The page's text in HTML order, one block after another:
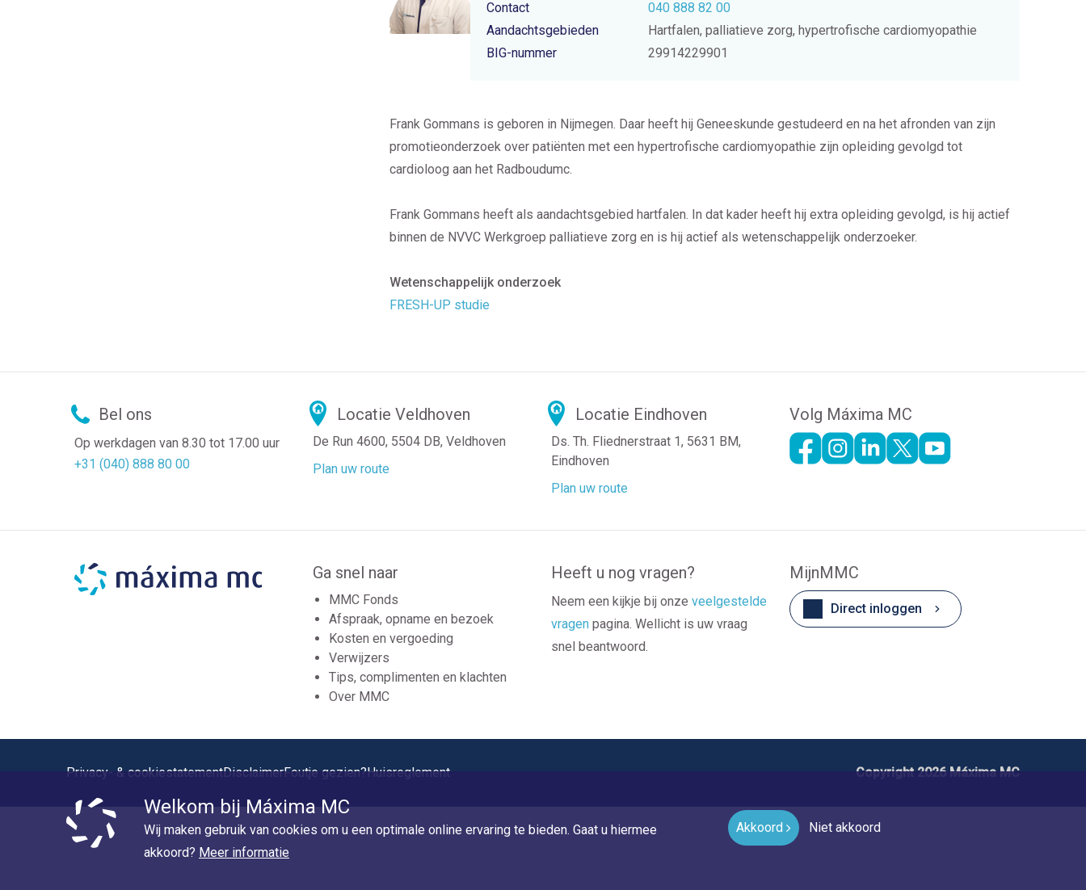
Contact
040 888 82 00
Aandachtsgebieden
Hartfalen, palliatieve zorg, hypertrofische cardiomyopathie
BIG-nummer
29914229901
Frank Gommans is geboren in Nijmegen. Daar heeft hij Geneeskunde gestudeerd en na het afronden van zijn
promotieonderzoek over patiënten met een hypertrofische cardiomyopathie zijn opleiding gevolgd tot
cardioloog aan het Radboudumc.
Frank Gommans heeft als aandachtsgebied hartfalen. In dat kader heeft hij extra opleiding gevolgd, is hij actief
binnen de NVVC Werkgroep palliatieve zorg en is hij actief als wetenschappelijk onderzoeker.
Wetenschappelijk onderzoek
FRESH-UP studie
Bel ons
Op werkdagen van 8.30 tot 17.00 uur
+31 (040) 888 80 00
Locatie Veldhoven
De Run 4600, 5504 DB, Veldhoven
Plan uw route
Locatie Eindhoven
Ds. Th. Fliednerstraat 1, 5631 BM,
Eindhoven
Plan uw route
Volg Máxima MC
Ga snel naar
MMC Fonds
Afspraak, opname en bezoek
Kosten en vergoeding
Verwijzers
Tips, complimenten en klachten
Over MMC
Heeft u nog vragen?
Neem een kijkje bij onze veelgestelde
vragen pagina. Wellicht is uw vraag
snel beantwoord.
MijnMMC
Direct inloggen
Privacy- & cookiestatementDisclaimerFoutje gezien?Huisreglement Copyright 2026 Máxima MC
Welkom bij Máxima MC
Wij maken gebruik van cookies om u een optimale online ervaring te bieden. Gaat u hiermee
akkoord? Meer informatie
Akkoord Niet akkoord